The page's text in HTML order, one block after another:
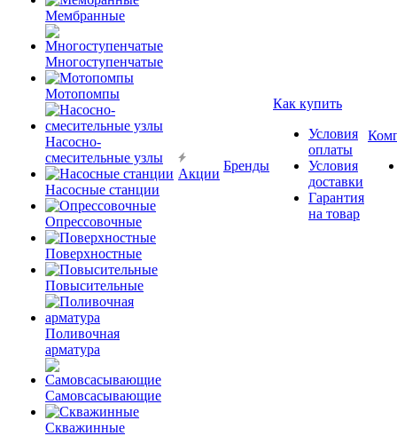
Мембранные
Многоступенчатые
Мотопомпы
Насосно-
смесительные узлы
Насосные станции
Опрессовочные
Поверхностные
Повысительные
Поливочная
арматура
Самовсасывающие
Скважинные
Акции
Бренды
Как купить
Условия
оплаты
Условия
доставки
Гарантия
на товар